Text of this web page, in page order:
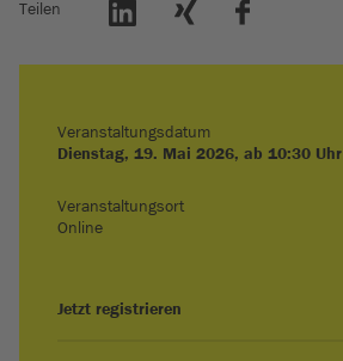
Teilen
Veranstaltungsdatum
Dienstag, 19. Mai 2026, ab 10:30 Uhr
Veranstaltungsort
Online
Jetzt registrieren